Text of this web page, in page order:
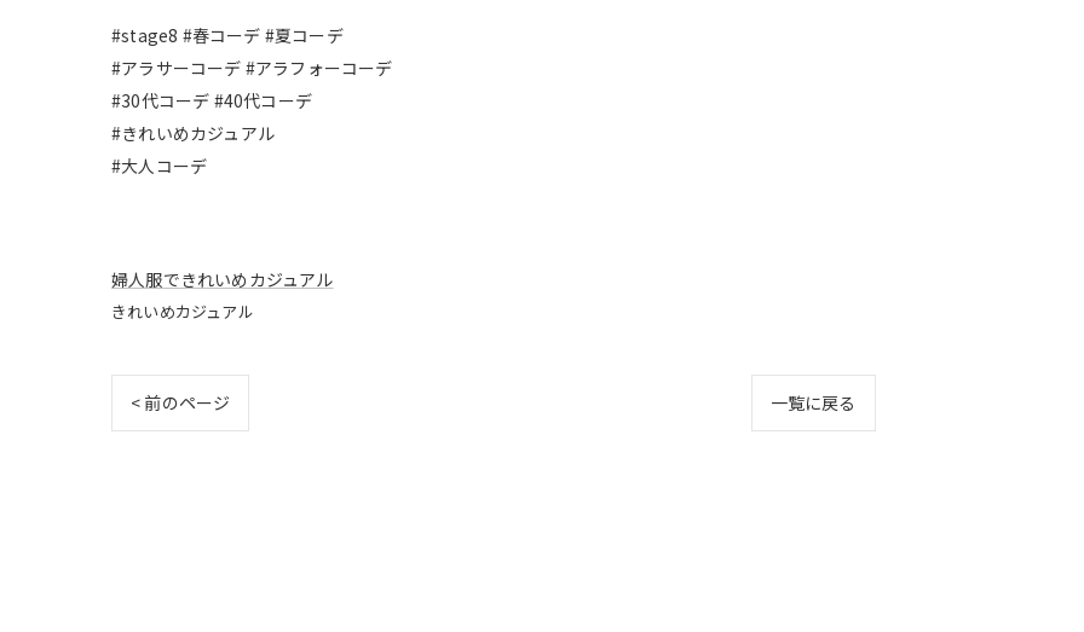
#stage8 #春コーデ #夏コーデ
#アラサーコーデ #アラフォーコーデ
#30代コーデ #40代コーデ
#きれいめカジュアル
#大人コーデ
婦人服できれいめカジュアル
きれいめカジュアル
< 前のページ 一覧に戻る